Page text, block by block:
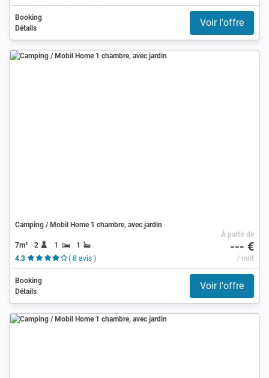
Booking
Détails
Voir l'offre
Camping / Mobil Home 1 chambre, avec jardin
7m² 2 1
1
4.3
( 8 avis )
À partir de
--- €
/ nuit
Booking
Détails
Voir l'offre